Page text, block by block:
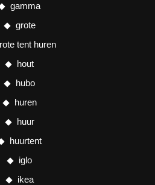
gamma
grote
tent huren
hout
hubo
huren
huur
huurtent
iglo
ikea